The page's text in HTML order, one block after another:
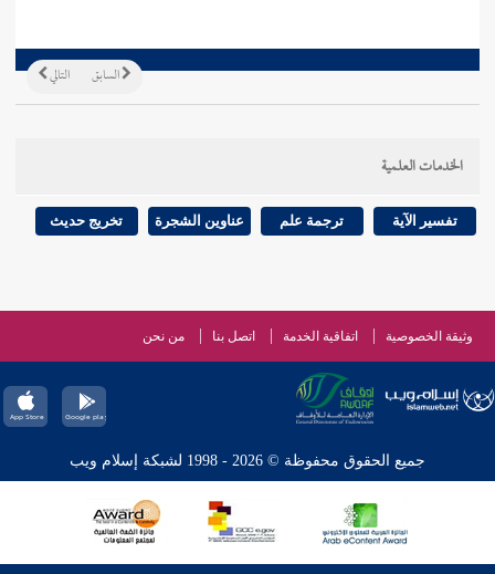
التالي السابق
الخدمات العلمية
تفسير الآية ترجمة علم عناوين الشجرة تخريج حديث
وثيقة الخصوصية اتفاقية الخدمة اتصل بنا من نحن
جميع الحقوق محفوظة © 2026 - 1998 لشبكة إسلام ويب